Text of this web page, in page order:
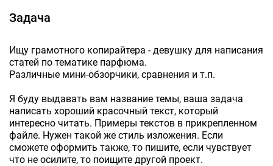
Задача
Ищу грамотного копирайтера - девушку для написания
статей по тематике парфюма.
Различные мини-обзорчики, сравнения и т.п.
Я буду выдавать вам название темы, ваша задача
написать хороший красочный текст, который
интересно читать. Примеры текстов в прикрепленном
файле. Нужен такой же стиль изложения. Если
сможете оформить также, то пишите, если чувствует
что не осилите, то поищите другой проект.